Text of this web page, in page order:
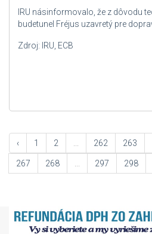
IRU násinformovalo, že z dôvodu
budetunel Fréjus uzavretý pre
Zdroj: IRU, ECB
‹ 1 2 262 263
267 268 297 298